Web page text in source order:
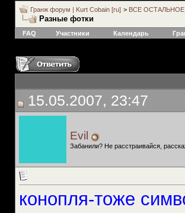
Гранж форум | Kurt Cobain [ru] > ВСЕ ОСТАЛЬНОЕ
Разные фотки
FAQ Участники Календарь
15.05.2007, 23:47
Evil
Забанили? Не расстраивайся,
конопля-тоже